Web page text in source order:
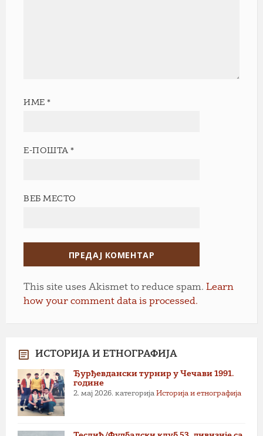
ИМЕ*
Е-ПОШТА*
ВЕБ МЕСТО
This site uses Akismet to reduce spam. Learn
how your comment data is processed.
ИСТОРИЈА И ЕТНОГРАФИЈА
Ђурђевдански турнир у Чечави 1991.
године
2. мај 2026. категорија Историја и етнографија